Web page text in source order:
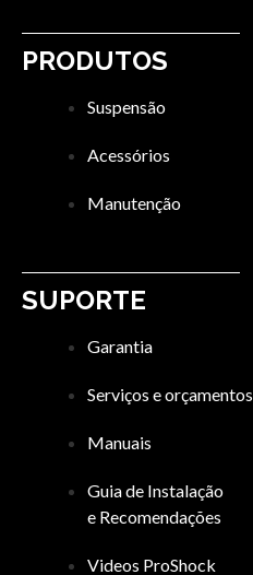
PRODUTOS
Suspensão
Acessórios
Manutenção
SUPORTE
Garantia
Serviços e orçamentos
Manuais
Guia de Instalação
e Recomendações
Videos ProShock